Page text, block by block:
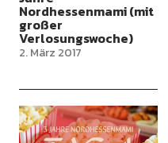
Nordhessenmami (mit
großer
Verlosungswoche)
2. März 2017